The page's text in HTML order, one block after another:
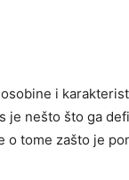
i
je nešto što ga
tome zašto je